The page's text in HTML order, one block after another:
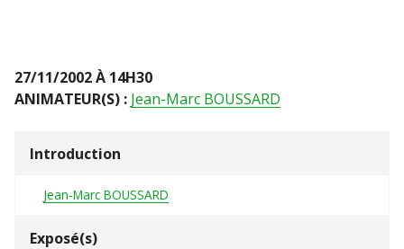
27/11/2002 À 14H30
ANIMATEUR(S) : Jean-Marc BOUSSARD
Introduction
Jean-Marc BOUSSARD
Exposé(s)